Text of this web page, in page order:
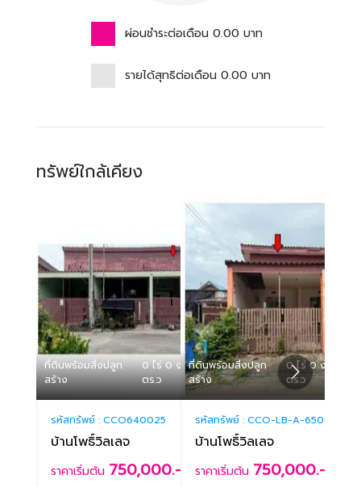
ผ่อนชำระต่อเดือน 0.00 บาท
รายได้สุทธิต่อเดือน 0.00 บาท
ทรัพย์ใกล้เคียง
ที่ดินพร้อมสิ่งปลูก
สร้าง
0 ไร่ 0 งาน 20
ตร.ว
รหัสทรัพย์ : CCO640025
บ้านโพธิ์วิลเลจ
ราคาเริ่มต้น 750,000.-
ที่ดินพร้อมสิ่งปลูก
สร้าง
0 ไร่ 0 งาน 20
ตร.ว
รหัสทรัพย์ : CCO-LB-A-650002
บ้านโพธิ์วิลเลจ
ราคาเริ่มต้น 750,000.-